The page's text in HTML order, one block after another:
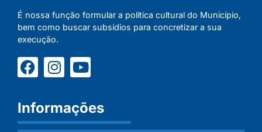
É nossa função formular a política cultural do Município,
bem como buscar subsídios para concretizar a sua
execução.
Informações